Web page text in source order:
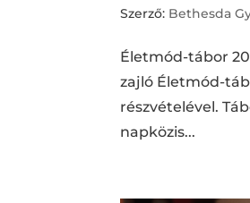
Szerző: Bethesda
Életmód-tábor
zajló Életmód-
részvételével.
napközis...